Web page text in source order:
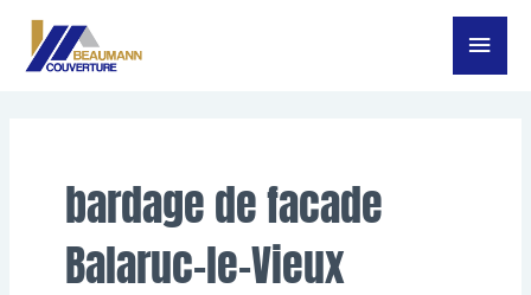
Aller
Menu
bardage de facade
Balaruc-le-Vieux